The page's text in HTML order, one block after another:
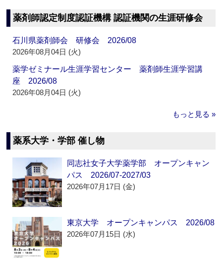
薬剤師認定制度認証機構 認証機関の生涯研修会
石川県薬剤師会 研修会 2026/08
2026年08月04日 (火)
薬学ゼミナール生涯学習センター 薬剤師生涯学習講
座 2026/08
2026年08月04日 (火)
もっと見る »
薬系大学・学部 催し物
同志社女子大学薬学部 オープンキャン
パス 2026/07-2027/03
2026年07月17日 (金)
東京大学 オープンキャンパス 2026/08
2026年07月15日 (水)